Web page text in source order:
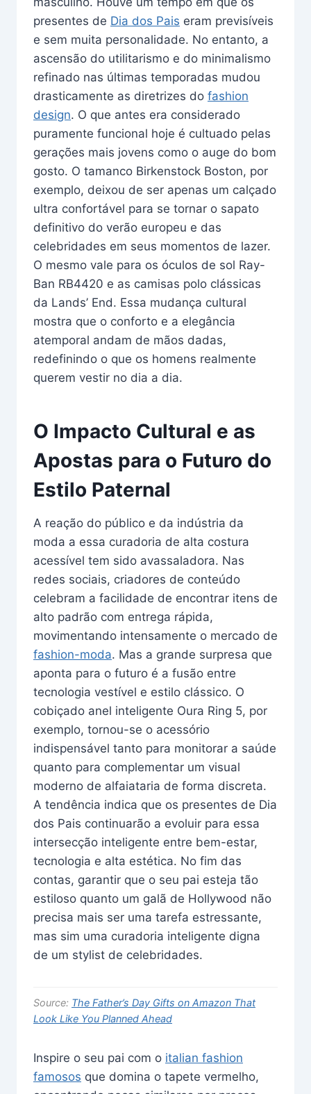
presentes de Dia dos Pais eram previsíveis
e sem muita personalidade. No entanto, a
ascensão do utilitarismo e do minimalismo
refinado nas últimas temporadas mudou
drasticamente as diretrizes do fashion
design. O que antes era considerado
puramente funcional hoje é cultuado pelas
gerações mais jovens como o auge do bom
gosto. O tamanco Birkenstock Boston, por
exemplo, deixou de ser apenas um calçado
ultra confortável para se tornar o sapato
definitivo do verão europeu e das
celebridades em seus momentos de lazer.
O mesmo vale para os óculos de sol Ray-
Ban RB4420 e as camisas polo clássicas
da Lands’ End. Essa mudança cultural
mostra que o conforto e a elegância
atemporal andam de mãos dadas,
redefinindo o que os homens realmente
querem vestir no dia a dia.
O Impacto Cultural e as
Apostas para o Futuro do
Estilo Paternal
A reação do público e da indústria da
moda a essa curadoria de alta costura
acessível tem sido avassaladora. Nas
redes sociais, criadores de conteúdo
celebram a facilidade de encontrar itens de
alto padrão com entrega rápida,
movimentando intensamente o mercado de
fashion-moda. Mas a grande surpresa que
aponta para o futuro é a fusão entre
tecnologia vestível e estilo clássico. O
cobiçado anel inteligente Oura Ring 5, por
exemplo, tornou-se o acessório
indispensável tanto para monitorar a saúde
quanto para complementar um visual
moderno de alfaiataria de forma discreta.
A tendência indica que os presentes de Dia
dos Pais continuarão a evoluir para essa
intersecção inteligente entre bem-estar,
tecnologia e alta estética. No fim das
contas, garantir que o seu pai esteja tão
estiloso quanto um galã de Hollywood não
precisa mais ser uma tarefa estressante,
mas sim uma curadoria inteligente digna
de um stylist de celebridades.
Source: The Father’s Day Gifts on Amazon That
Look Like You Planned Ahead
Inspire o seu pai com o italian fashion
famosos que domina o tapete vermelho,